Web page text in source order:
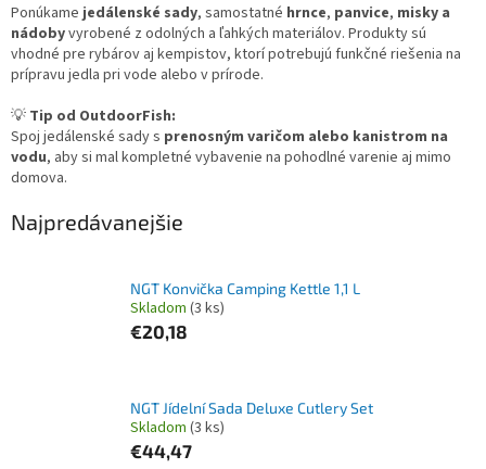
Ponúkame jedálenské sady, samostatné hrnce, panvice, misky a
nádobyvyrobené z odolných a ľahkých materiálov. Produkty sú
vhodné pre rybárov aj kempistov, ktorí potrebujú funkčné riešenia na
prípravu jedla pri vode alebo v prírode.
💡 Tip od OutdoorFish:
Spoj jedálenské sady s prenosným varičom alebo kanistrom na
vodu, aby si mal kompletné vybavenie na pohodlné varenie aj mimo
domova.
Najpredávanejšie
NGT Konvička Camping Kettle 1,1 L
Skladom (3 ks)
€20,18
NGT Jídelní Sada Deluxe Cutlery Set
Skladom (3 ks)
€44,47